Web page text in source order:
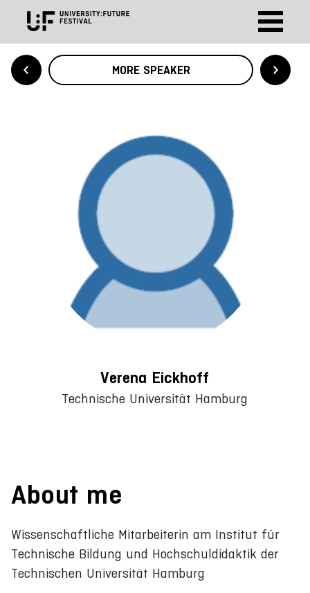
MORE SPEAKER
Verena Eickhoff
Technische Universität Hamburg
About me
Wissenschaftliche Mitarbeiterin am Institut für
Technische Bildung und Hochschuldidaktik der
Technischen Universität Hamburg